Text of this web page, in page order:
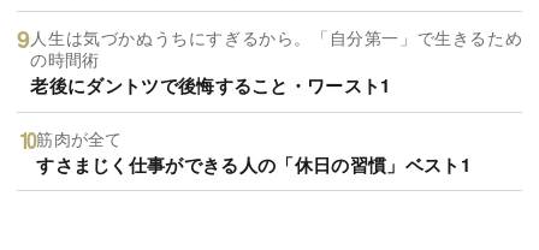
人生は気づかぬうちにすぎるから。「自分第一」で生きるため
の時間術
老後にダントツで後悔すること・ワースト1
筋肉が全て
すさまじく仕事ができる人の「休日の習慣」ベスト1